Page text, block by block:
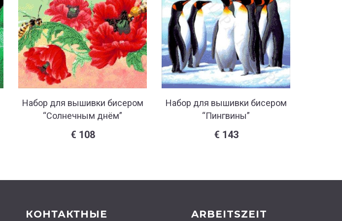
Набор для вышивки бисером
“Солнечным днём”
€ 108
Набор для вышивки бисером
“Пингвины”
€ 143
КОНТАКТНЫЕ ARBEITSZEIT